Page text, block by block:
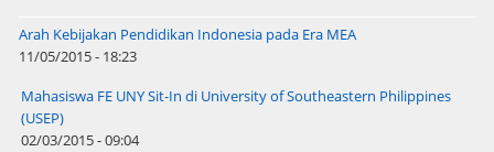
Arah Kebijakan Pendidikan Indonesia pada Era MEA
11/05/2015 - 18:23
Mahasiswa FE UNY Sit-In di University of Southeastern Philippines
(USEP)
02/03/2015 - 09:04